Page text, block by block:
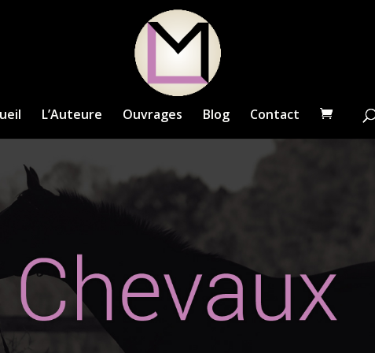
L’Auteure Ouvrages Blog Contact